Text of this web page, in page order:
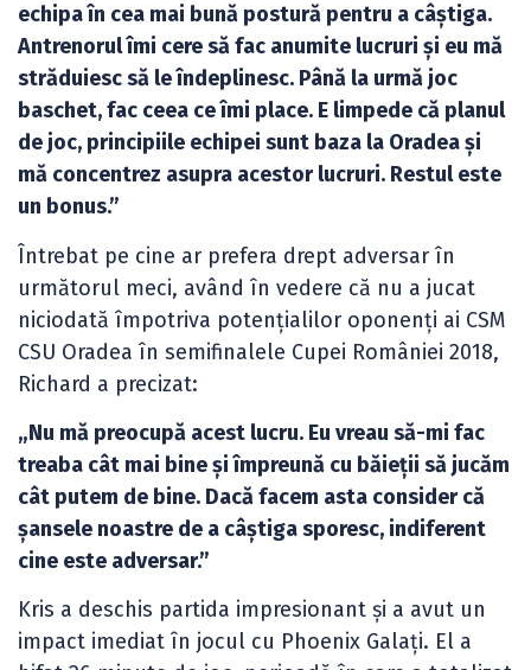
echipa în cea mai bună postură pentru a câștiga.
Antrenorul îmi cere să fac anumite lucruri și eu mă
străduiesc să le îndeplinesc. Până la urmă joc
baschet, fac ceea ce îmi place. E limpede că planul
de joc, principiile echipei sunt baza la Oradea și
mă concentrez asupra acestor lucruri. Restul este
un bonus.”
Întrebat pe cine ar prefera drept adversar în
următorul meci, având în vedere că nu a jucat
niciodată împotriva potențialilor oponenți ai CSM
CSU Oradea în semifinalele Cupei României 2018,
Richard a precizat:
„Nu mă preocupă acest lucru. Eu vreau să-mi fac
treaba cât mai bine și împreună cu băieții să jucăm
cât putem de bine. Dacă facem asta consider că
șansele noastre de a câștiga sporesc, indiferent
cine este adversar.”
Kris a deschis partida impresionant și a avut un
impact imediat în jocul cu Phoenix Galați. El a